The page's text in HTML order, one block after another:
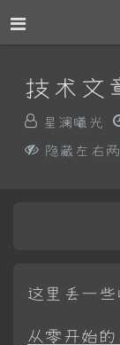
技术文
星澜曦光
隐藏左右
这里丢一
从零开始